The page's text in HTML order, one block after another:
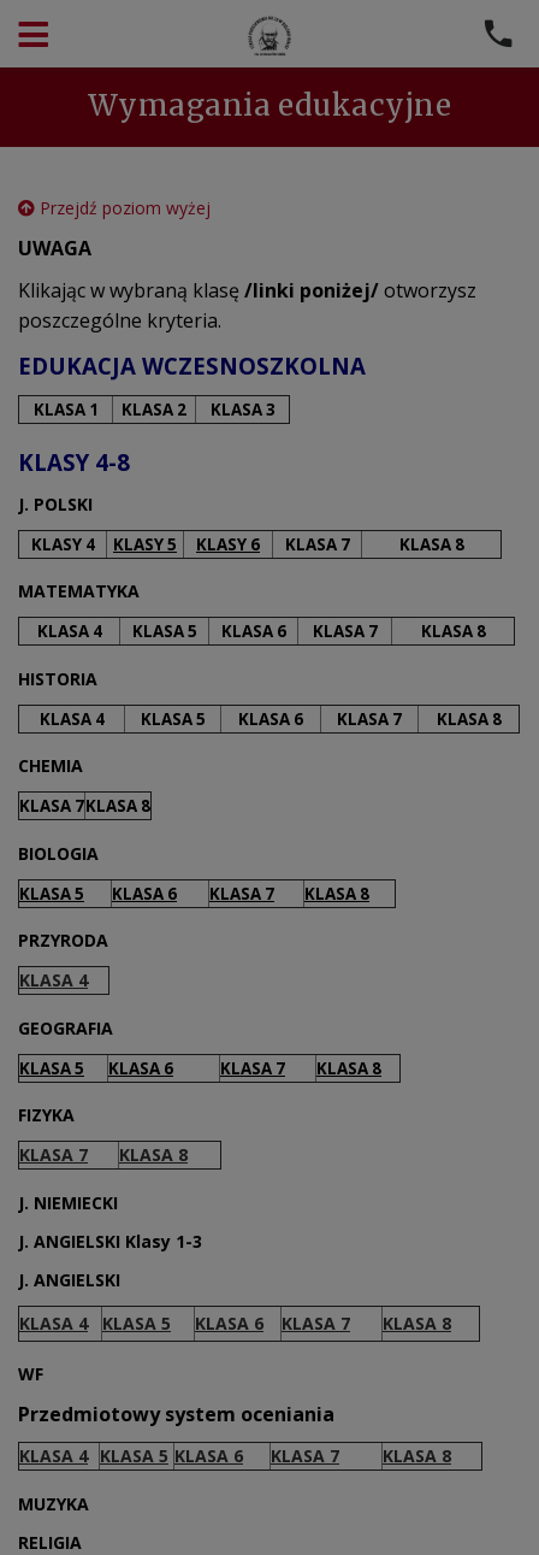
Wymagania edukacyjne
Przejdź poziom wyżej
UWAGA
Klikając w wybraną klasę /linki poniżej/otworzysz
poszczególne kryteria.
EDUKACJA WCZESNOSZKOLNA
KLASA 1 KLASA 2 KLASA 3
KLASY 4-8
J. POLSKI
KLASY 4 KLASY 5 KLASY 6 KLASA 7 KLASA 8
MATEMATYKA
KLASA 4 KLASA 5 KLASA 6 KLASA 7 KLASA 8
HISTORIA
KLASA 4 KLASA 5 KLASA 6 KLASA 7 KLASA 8
CHEMIA
KLASA 7KLASA 8
BIOLOGIA
KLASA 5 KLASA 6 KLASA 7 KLASA 8
PRZYRODA
KLASA 4
GEOGRAFIA
KLASA 5 KLASA 6 KLASA 7 KLASA 8
FIZYKA
KLASA 7
KLASA 8
J. NIEMIECKI
J. ANGIELSKI Klasy 1-3
J. ANGIELSKI
KLASA 4
KLASA 5 KLASA 6 KLASA 7 KLASA 8
WF
Przedmiotowy system oceniania
KLASA 4 KLASA 5 KLASA 6 KLASA 7 KLASA 8
MUZYKA
RELIGIA